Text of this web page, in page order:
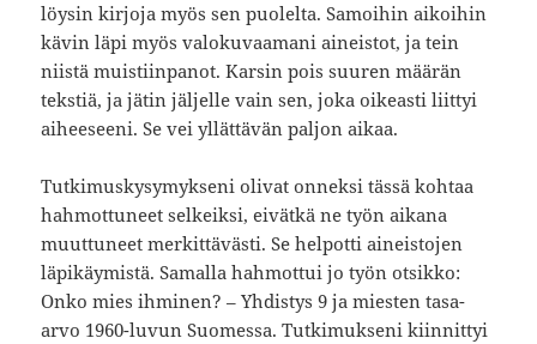
löysin kirjoja myös sen puolelta. Samoihin aikoihin
kävin läpi myös valokuvaamani aineistot, ja tein
niistä muistiinpanot. Karsin pois suuren määrän
tekstiä, ja jätin jäljelle vain sen, joka oikeasti liittyi
aiheeseeni. Se vei yllättävän paljon aikaa.
Tutkimuskysymykseni olivat onneksi tässä kohtaa
hahmottuneet selkeiksi, eivätkä ne työn aikana
muuttuneet merkittävästi. Se helpotti aineistojen
läpikäymistä. Samalla hahmottui jo työn otsikko:
Onko mies ihminen? – Yhdistys 9 ja miesten tasa-
arvo 1960-luvun Suomessa. Tutkimukseni kiinnittyi